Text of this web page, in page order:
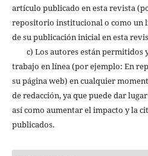
artículo publicado en esta revista
repositorio institucional o como un
de su publicación inicial en esta
c) Los autores están permitidos
trabajo en línea (por ejemplo: En
su página web) en cualquier
de redacción, ya que puede dar
así como aumentar el impacto y la
publicados.